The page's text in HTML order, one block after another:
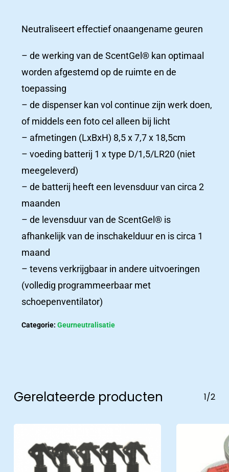
Neutraliseert effectief onaangename geuren
– de werking van de ScentGel® kan optimaal
worden afgestemd op de ruimte en de
toepassing
– de dispenser kan vol continue zijn werk doen,
of middels een foto cel alleen bij licht
– afmetingen (LxBxH) 8,5 x 7,7 x 18,5cm
– voeding batterij 1 x type D/1,5/LR20 (niet
meegeleverd)
– de batterij heeft een levensduur van circa 2
maanden
– de levensduur van de ScentGel® is
afhankelijk van de inschakelduur en is circa 1
maand
– tevens verkrijgbaar in andere uitvoeringen
(volledig programmeerbaar met
schoepenventilator)
Categorie: Geurneutralisatie
Gerelateerde producten 1/2
Productcatalogus
ziekenhuizen
Ziekenhuizen
Productcatalogus
Productcatalogus
Woonzorgcentra
nieuws
Nieuws en belangrijke updates